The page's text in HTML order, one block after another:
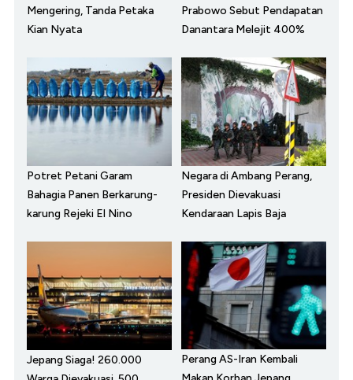
Mengering, Tanda Petaka
Kian Nyata
Prabowo Sebut Pendapatan
Danantara Melejit 400%
Potret Petani Garam
Bahagia Panen Berkarung-
karung Rejeki El Nino
Negara di Ambang Perang,
Presiden Dievakuasi
Kendaraan Lapis Baja
Jepang Siaga! 260.000
Perang AS-Iran Kembali